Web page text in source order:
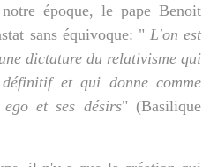
époque, le pape Benoit
sans équivoque: " L'on est
dictature du relativisme qui
et qui donne comme
et ses désirs" (Basilique